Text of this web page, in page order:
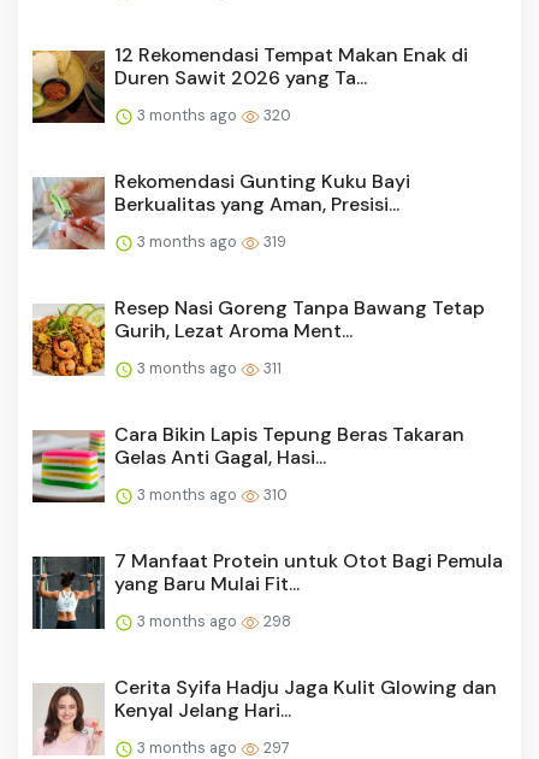
12 Rekomendasi Tempat Makan Enak di
Duren Sawit 2026 yang Ta...
3 months ago 320
Rekomendasi Gunting Kuku Bayi
Berkualitas yang Aman, Presisi...
3 months ago 319
Resep Nasi Goreng Tanpa Bawang Tetap
Gurih, Lezat Aroma Ment...
3 months ago 311
Cara Bikin Lapis Tepung Beras Takaran
Gelas Anti Gagal, Hasi...
3 months ago 310
7 Manfaat Protein untuk Otot Bagi Pemula
yang Baru Mulai Fit...
3 months ago 298
Cerita Syifa Hadju Jaga Kulit Glowing dan
Kenyal Jelang Hari...
3 months ago 297